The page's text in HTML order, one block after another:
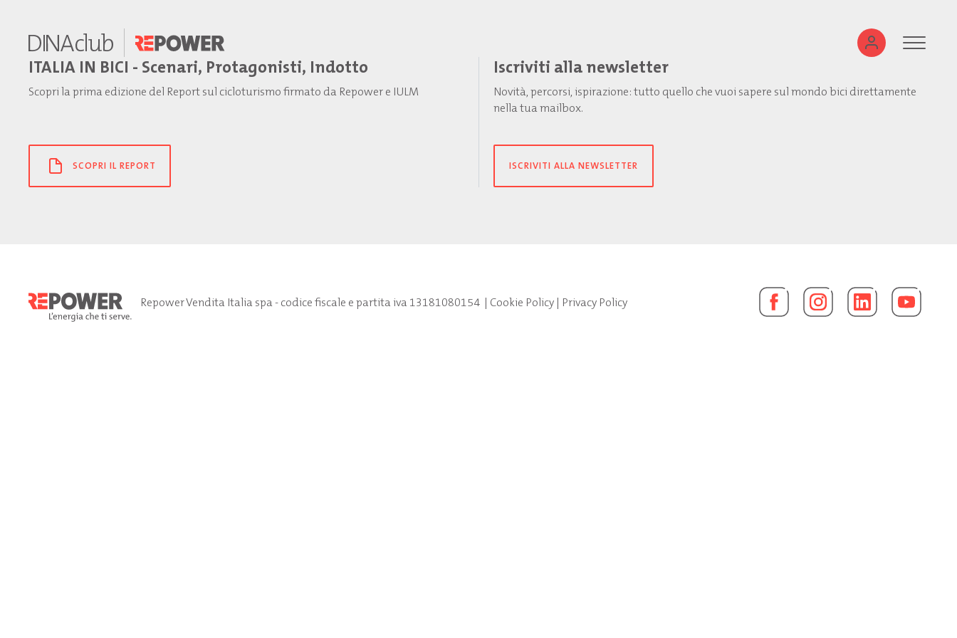
ITALIA IN BICI - Scenari, Protagonisti, Indotto
Scopri la prima edizione del Report sul cicloturismo firmato da Repower e IULM
SCOPRI IL REPORT
Iscriviti alla newsletter
Novità, percorsi, ispirazione: tutto quello che vuoi sapere sul mondo bici direttamente
nella tua mailbox.
ISCRIVITI ALLA NEWSLETTER
Repower Vendita Italia spa - codice fiscale e partita iva 13181080154| Cookie Policy| Privacy Policy